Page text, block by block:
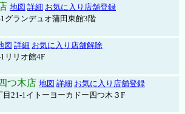
地図 詳細 お気に入り店舗登録
グランデュオ蒲田東館3階
図 詳細 お気に入り店舗解除
リリオ館4F
つ木店 地図 詳細 お気に入り店舗登録
21-1イトーヨーカドー四つ木３F